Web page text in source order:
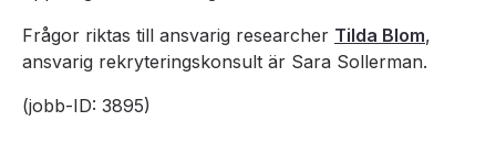
Frågor riktas till ansvarig researcher Tilda Blom,
ansvarig rekryteringskonsult är Sara Sollerman.
(jobb-ID: 3895)